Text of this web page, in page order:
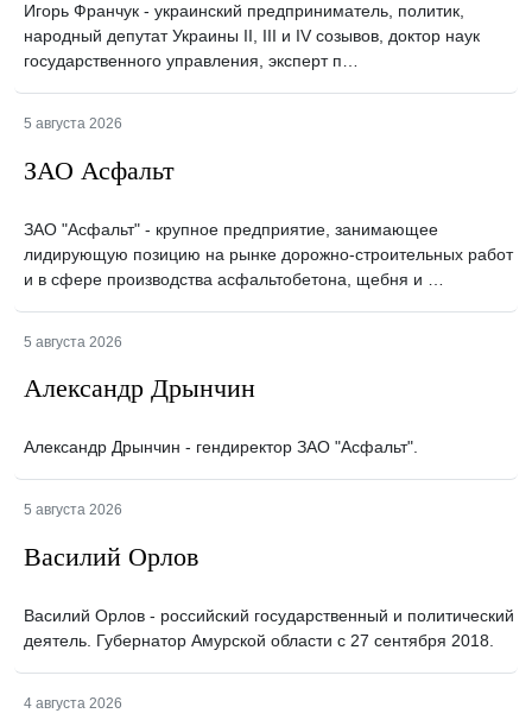
Игорь Франчук - украинский предприниматель, политик,
народный депутат Украины II, III и IV созывов, доктор наук
государственного управления, эксперт п…
5 августа 2026
ЗАО Асфальт
ЗАО "Асфальт" - крупное предприятие, занимающее
лидирующую позицию на рынке дорожно-строительных работ
и в сфере производства асфальтобетона, щебня и …
5 августа 2026
Александр Дрынчин
Александр Дрынчин - гендиректор ЗАО "Асфальт".
5 августа 2026
Василий Орлов
Василий Орлов - российский государственный и политический
деятель. Губернатор Амурской области с 27 сентября 2018.
4 августа 2026